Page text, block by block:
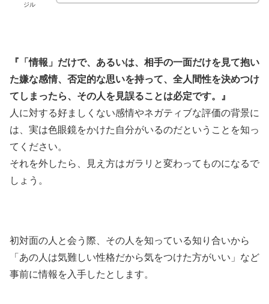
ジル
『「情報」だけで、あるいは、相手の一面だけを見て抱い
た嫌な感情、否定的な思いを持って、全人間性を決めつけ
てしまったら、その人を見誤ることは必定です。』
人に対する好ましくない感情やネガティブな評価の背景に
は、実は色眼鏡をかけた自分がいるのだということを知っ
てください。
それを外したら、見え方はガラリと変わってものになるで
しょう。
初対面の人と会う際、その人を知っている知り合いから
「あの人は気難しい性格だから気をつけた方がいい」など
事前に情報を入手したとします。